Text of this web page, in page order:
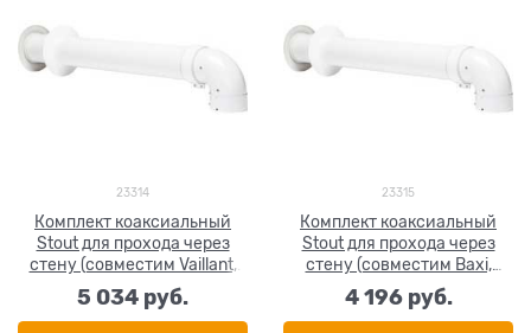
23314
Комплект коаксиальный
Stout для прохода через
стену (совместим Vaillant,
Protherm) 60/100, 850 мм
5 034 руб.
23315
Комплект коаксиальный
Stout для прохода через
стену (совместим Baxi,
Viessmann) 60/100, 850 мм
4 196 руб.